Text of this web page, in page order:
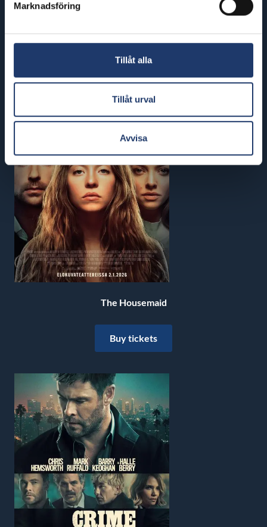
Marknadsföring
Tillåt alla
Tillåt urval
Avvisa
The Housemaid
Buy tickets